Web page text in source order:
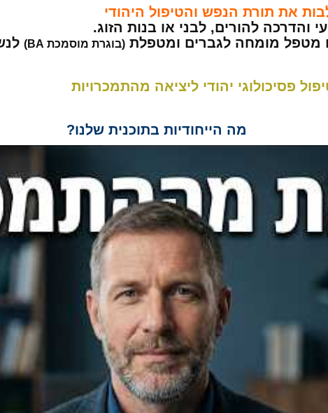
את תורת הנפש והטיפול היהודי
והדרכה להורים, לבני או בנות הזוג.
מטפל מומחה לגברים ומטפלת (בוגרת מוסמכת BA)
פסיכולוגי יהודי ליציאה מהתמכרויות
מה הייחודיות בתוכנית שלנו?